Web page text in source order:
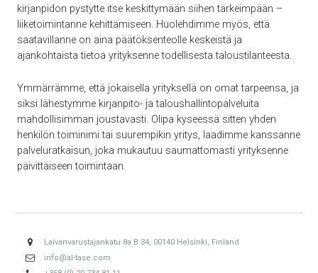
kirjanpidon pystytte itse keskittymään siihen tärkeimpään –
liiketoimintanne kehittämiseen. Huolehdimme myös, että
saatavillanne on aina päätöksenteolle keskeistä ja
ajankohtaista tietoa yrityksenne todellisesta taloustilanteesta.
Ymmärrämme, että jokaisella yrityksellä on omat tarpeensa, ja
siksi lähestymme kirjanpito- ja taloushallintopalveluita
mahdollisimman joustavasti. Olipa kyseessä sitten yhden
henkilön toiminimi tai suurempikin yritys, laadimme kanssanne
palveluratkaisun, joka mukautuu saumattomasti yrityksenne
päivittäiseen toimintaan.
Laivanvarustajankatu 8a B 34, 00140 Helsinki, Finland
info@al-tase.com